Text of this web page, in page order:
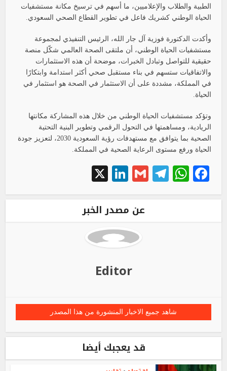
الطبية والطلاب والإعلاميين، ما أسهم في ترسيخ مكانة مستشفيات
الحياة الوطني كشريك فاعل في تطوير القطاع الصحي السعودي.
وأكدت الدكتورة فوزية آل جار الله، الرئيس التنفيذي لمجموعة
مستشفيات الحياة الوطني، أن ملتقى الصحة العالمي شكّل منصة
حقيقية للتواصل وتبادل الخبرات، موضحة أن هذه الاستثمارات
والاتفاقيات ستسهم في بناء مستقبل صحي أكثر استدامة وابتكارًا
في المملكة، مشددة على أن الاستثمار في الصحة هو استثمار في
الحياة.
وتؤكد مستشفيات الحياة الوطني من خلال هذه المشاركة مكانتها
الريادية، ومساهمتها في التحول الرقمي وتطوير البنية التحتية
الصحية بما يتوافق مع مستهدفات رؤية السعودية 2030، لتعزيز جودة
الحياة ورفع مستوى الرعاية الصحية في المملكة.
Facebook
WhatsApp
Telegram
Gmail
LinkedIn
عن مصدر الخبر
Editor
شاهد جميع الاخبار المنشورة من هذا المصدر
قد يعجبك أيضا